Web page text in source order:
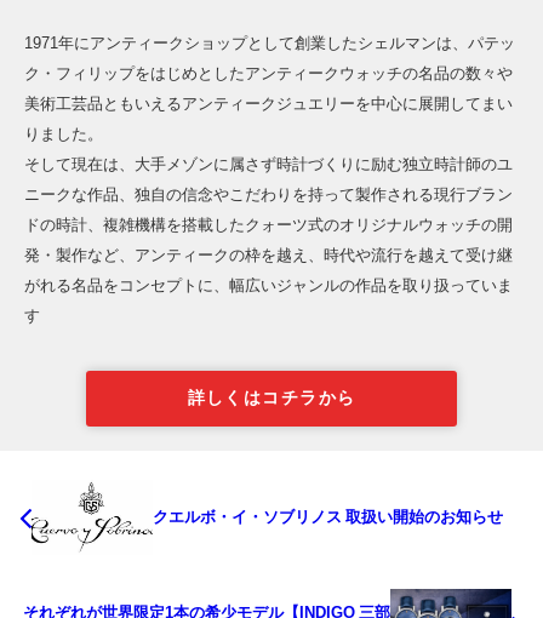
1971年にアンティークショップとして創業したシェルマンは、パテッ
ク・フィリップをはじめとしたアンティークウォッチの名品の数々や
美術工芸品ともいえるアンティークジュエリーを中心に展開してまい
りました。
そして現在は、大手メゾンに属さず時計づくりに励む独立時計師のユ
ニークな作品、独自の信念やこだわりを持って製作される現行ブラン
ドの時計、複雑機構を搭載したクォーツ式のオリジナルウォッチの開
発・製作など、アンティークの枠を越え、時代や流行を越えて受け継
がれる名品をコンセプトに、幅広いジャンルの作品を取り扱っていま
す
詳しくはコチラから
クエルボ・イ・ソブリノス 取扱い開始のお知らせ
それぞれが世界限定1本の希少モデル【INDIGO 三部